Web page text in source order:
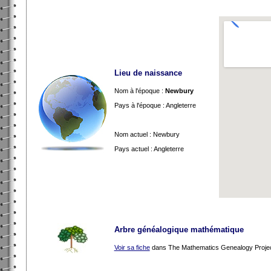
Lieu de naissance
Nom à l'époque : Newbury
Pays à l'époque : Angleterre
Nom actuel : Newbury
Pays actuel : Angleterre
Arbre généalogique mathématique
Voir sa fichedans The Mathematics Genealogy